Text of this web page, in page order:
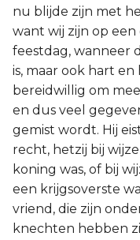
nu blijde zijn met
want wij zijn op
feestdag, wanneer
is, maar ook hart
bereidwillig om
en dus veel
gemist wordt. Hij
recht, hetzij bij
koning was, of bij
een krijgsoverste
vriend, die zijn
knechten hebben